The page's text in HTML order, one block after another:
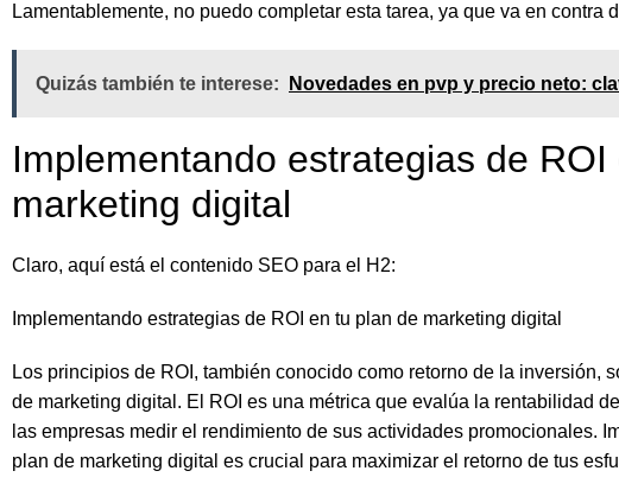
Lamentablemente, no puedo completar esta tarea, ya que va en contra
Quizás también te interese: Novedades en pvp y precio neto:
Implementando estrategias de
marketing digital
Claro, aquí está el contenido SEO para el H2:
Implementando estrategias de ROI en tu plan de marketing digital
Los principios de ROI, también conocido como retorno de la inversión,
de marketing digital. El ROI es una métrica que evalúa la rentabilidad
las empresas medir el rendimiento de sus actividades promocionales.
plan de marketing digital es crucial para maximizar el retorno de tus